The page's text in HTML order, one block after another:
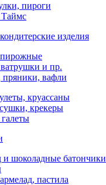
пироги
изделия
и пр.
пряники, вафли
круассаны
крекеры
шоколадные батончики
пастила